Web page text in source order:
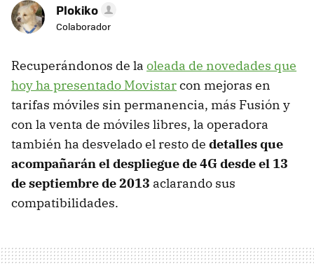
Plokiko
Colaborador
Recuperándonos de la oleada de novedades que
hoy ha presentado Movistarcon mejoras en
tarifas móviles sin permanencia, más Fusión y
con la venta de móviles libres, la operadora
también ha desvelado el resto de detalles que
acompañarán el despliegue de 4G desde el 13
de septiembre de 2013 aclarando sus
compatibilidades.